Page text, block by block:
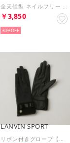
￥3,850
30%
LANVIN SPORT